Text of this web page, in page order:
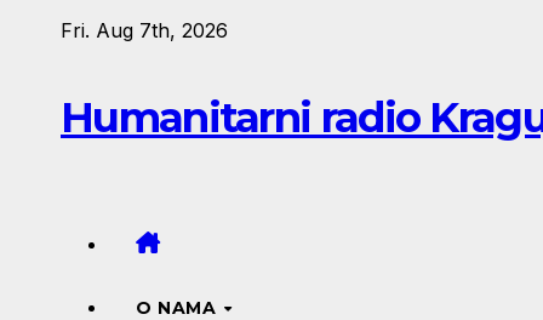
Fri. Aug 7th, 2026
Humanitarni radio
O NAMA